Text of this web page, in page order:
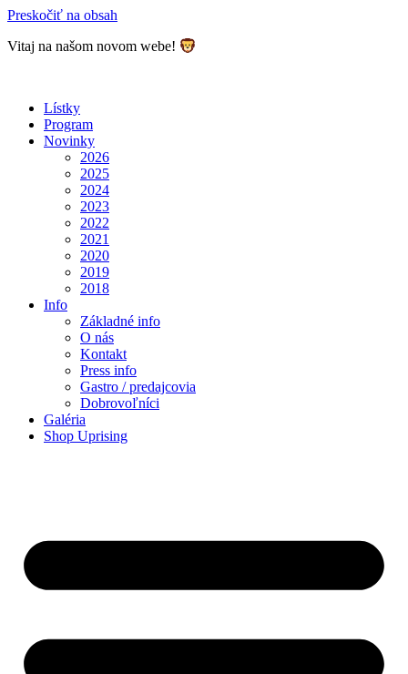
Preskočiť na obsah
Vitaj na našom novom webe!
Lístky
Program
Novinky
2026
2025
2024
2023
2022
2021
2020
2019
2018
Info
Základné info
O nás
Kontakt
Press info
Gastro / predajcovia
Dobrovoľníci
Galéria
Shop Uprising